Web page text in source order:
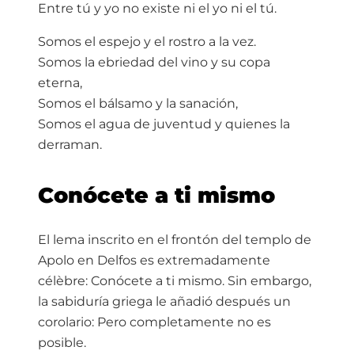
Entre tú y yo no existe ni el yo ni el tú.
Somos el espejo y el rostro a la vez.
Somos la ebriedad del vino y su copa
eterna,
Somos el bálsamo y la sanación,
Somos el agua de juventud y quienes la
derraman.
Conócete a ti mismo
El lema inscrito en el frontón del templo de
Apolo en Delfos es extremadamente
célèbre: Conócete a ti mismo. Sin embargo,
la sabiduría griega le añadió después un
corolario: Pero completamente no es
posible.